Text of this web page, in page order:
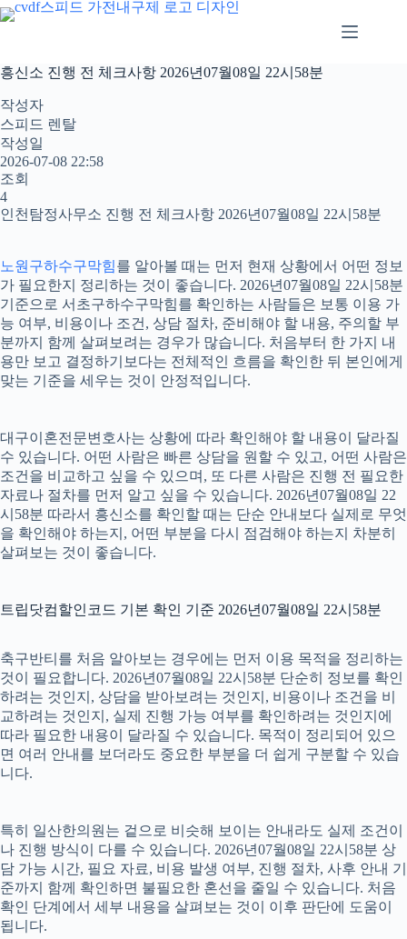
본
문
로
건
너
뛰
기
흥신소 진행 전 체크사항 2026년07월08일 22시58분
작성자
스피드 렌탈
작성일
2026-07-08 22:58
조회
4
인천탐정사무소 진행 전 체크사항 2026년07월08일 22시58분
노원구하수구막힘를 알아볼 때는 먼저 현재 상황에서 어떤 정보
가 필요한지 정리하는 것이 좋습니다. 2026년07월08일 22시58분
기준으로 서초구하수구막힘를 확인하는 사람들은 보통 이용 가
능 여부, 비용이나 조건, 상담 절차, 준비해야 할 내용, 주의할 부
분까지 함께 살펴보려는 경우가 많습니다. 처음부터 한 가지 내
용만 보고 결정하기보다는 전체적인 흐름을 확인한 뒤 본인에게
맞는 기준을 세우는 것이 안정적입니다.
대구이혼전문변호사는 상황에 따라 확인해야 할 내용이 달라질
수 있습니다. 어떤 사람은 빠른 상담을 원할 수 있고, 어떤 사람은
조건을 비교하고 싶을 수 있으며, 또 다른 사람은 진행 전 필요한
자료나 절차를 먼저 알고 싶을 수 있습니다. 2026년07월08일 22
시58분 따라서 흥신소를 확인할 때는 단순 안내보다 실제로 무엇
을 확인해야 하는지, 어떤 부분을 다시 점검해야 하는지 차분히
살펴보는 것이 좋습니다.
트립닷컴할인코드 기본 확인 기준 2026년07월08일 22시58분
축구반티를 처음 알아보는 경우에는 먼저 이용 목적을 정리하는
것이 필요합니다. 2026년07월08일 22시58분 단순히 정보를 확인
하려는 것인지, 상담을 받아보려는 것인지, 비용이나 조건을 비
교하려는 것인지, 실제 진행 가능 여부를 확인하려는 것인지에
따라 필요한 내용이 달라질 수 있습니다. 목적이 정리되어 있으
면 여러 안내를 보더라도 중요한 부분을 더 쉽게 구분할 수 있습
니다.
특히 일산한의원는 겉으로 비슷해 보이는 안내라도 실제 조건이
나 진행 방식이 다를 수 있습니다. 2026년07월08일 22시58분 상
담 가능 시간, 필요 자료, 비용 발생 여부, 진행 절차, 사후 안내 기
준까지 함께 확인하면 불필요한 혼선을 줄일 수 있습니다. 처음
확인 단계에서 세부 내용을 살펴보는 것이 이후 판단에 도움이
됩니다.